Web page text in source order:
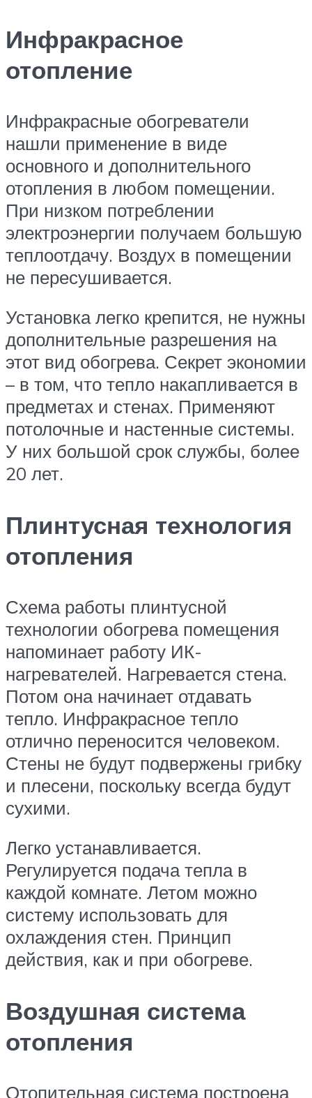
Инфракрасное
отопление
Инфракрасные обогреватели
нашли применение в виде
основного и дополнительного
отопления в любом помещении.
При низком потреблении
электроэнергии получаем большую
теплоотдачу. Воздух в помещении
не пересушивается.
Установка легко крепится, не нужны
дополнительные разрешения на
этот вид обогрева. Секрет экономии
– в том, что тепло накапливается в
предметах и стенах. Применяют
потолочные и настенные системы.
У них большой срок службы, более
20 лет.
Плинтусная технология
отопления
Схема работы плинтусной
технологии обогрева помещения
напоминает работу ИК-
нагревателей. Нагревается стена.
Потом она начинает отдавать
тепло. Инфракрасное тепло
отлично переносится человеком.
Стены не будут подвержены грибку
и плесени, поскольку всегда будут
сухими.
Легко устанавливается.
Регулируется подача тепла в
каждой комнате. Летом можно
систему использовать для
охлаждения стен. Принцип
действия, как и при обогреве.
Воздушная система
отопления
Отопительная система построена